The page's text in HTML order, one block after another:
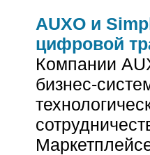
AUXO и
цифровой
Компании
бизнес-